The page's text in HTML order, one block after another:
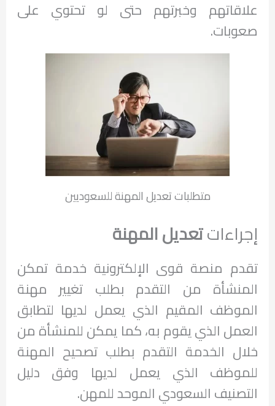
علاقاتهم وخبرتهم حتى لو تحتوي على
صعوبات.
متطلبات تعديل المهنة للسعوديين
إجراءاتتعديل المهنة
تقدم منصة قوى الإلكترونية خدمة تمكن
المنشأة من التقدم بطلب تغيير مهنة
الموظف المقيم الذي يعمل لديها لتطابق
العمل الذي يقوم به، كما يمكن للمنشأة من
خلال الخدمة التقدم بطلب تصحيح المهنة
للموظف الذي يعمل لديها وفق دليل
التصنيف السعودي الموحد للمهن.